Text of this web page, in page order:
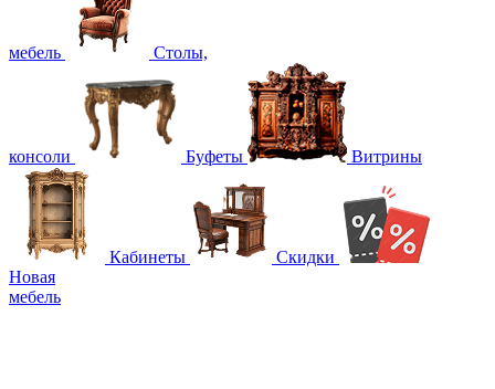
мебель Столы,
консоли Буфеты Витрины
Кабинеты
Скидки
Новая
мебель